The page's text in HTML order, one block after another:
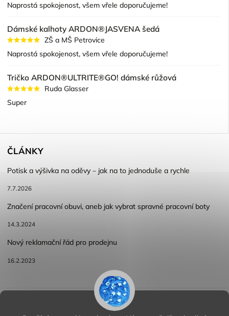
Naprostá spokojenost, všem vřele doporučujeme!
Dámské kalhoty ARDON®JASVENA šedá
ZŠ a MŠ Petrovice
Naprostá spokojenost, všem vřele doporučujeme!
Tričko ARDON®ULTRITE®GO! dámské růžová
Ruda Glasser
Super
ČLÁNKY
Potisk a výšivka na oděvy – jak na to jednoduše a rychle
7.7.2026
Značení pracovní obuvi, aneb jak vybrat spravné pracovní boty
14.3.2024
Nový reklamační řád pro prodejnu
16.2.2023
Reklamace a vracení zboží
Podmínky ochrany osobních údajů